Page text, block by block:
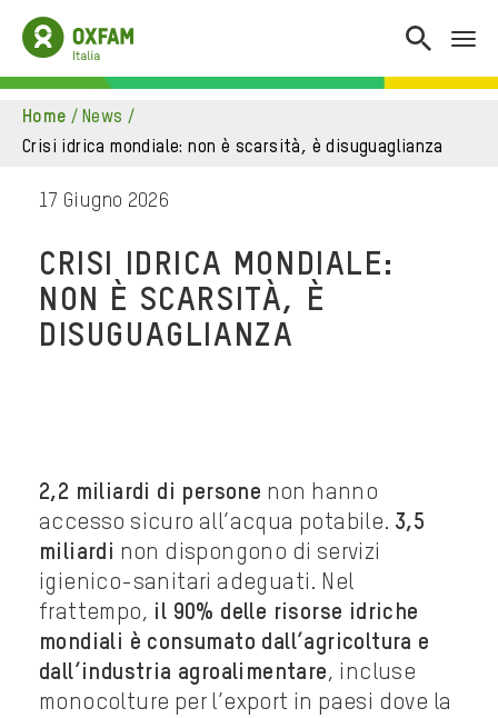
home / news /
crisi idrica mondiale: non è scarsità, è disuguaglianza
17 Giugno 2026
CRISI IDRICA MONDIALE:
NON È SCARSITÀ, È
DISUGUAGLIANZA
2,2 miliardi di persone non hanno
accesso sicuro all’acqua potabile. 3,5
miliardi non dispongono di servizi
igienico-sanitari adeguati. Nel
frattempo, il 90% delle risorse idriche
mondiali è consumato dall’agricoltura e
dall’industria agroalimentare, incluse
monocolture per l’export in paesi dove la